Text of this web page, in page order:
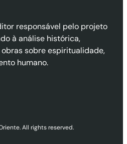
responsável pelo projeto
à análise histórica,
sobre espiritualidade,
humano.
All rights reserved.